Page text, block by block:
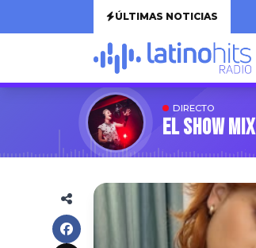
ÚLTIMAS NOTICIAS
DIRECTO
EL SHOW MIX